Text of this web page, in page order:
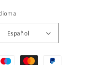
Español